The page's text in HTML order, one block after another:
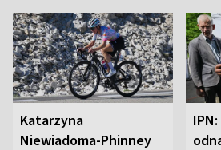
Katarzyna
Niewiadoma-Phinney